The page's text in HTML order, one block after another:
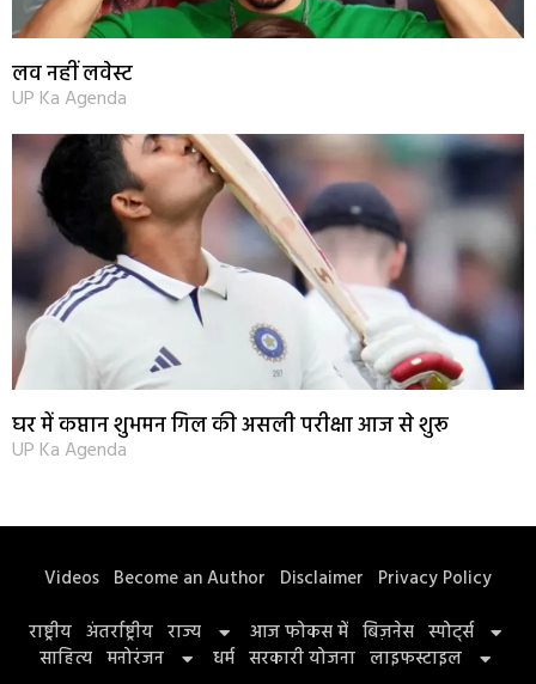
लव नहीं लवेस्ट
UP Ka Agenda
घर में कप्तान शुभमन गिल की असली परीक्षा आज से शुरू
UP Ka Agenda
Videos Become an Author Disclaimer Privacy Policy
राष्ट्रीय अंतर्राष्ट्रीय राज्य आज फोकस में बिज़नेस स्पोर्ट्स
साहित्य मनोरंजन धर्म सरकारी योजना लाइफस्टाइल